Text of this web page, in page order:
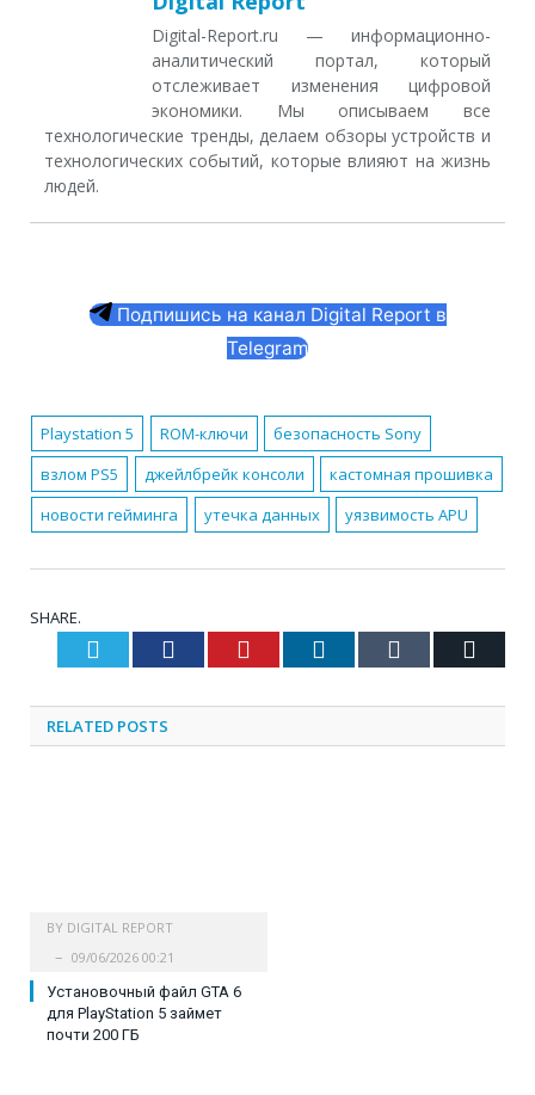
Digital-Report.ru — информационно-
аналитический портал, который
отслеживает изменения цифровой
экономики. Мы описываем все
технологические тренды, делаем обзоры устройств и
технологических событий, которые влияют на жизнь
людей.
Подпишись на канал Digital Report в
Telegram
Playstation 5 ROM-ключи
безопасность Sony
взлом PS5
джейлбрейк консоли
кастомная прошивка
новости гейминга
утечка данных уязвимость APU
SHARE.
Twitter Facebook Pinterest LinkedIn Tumblr
RELATED POSTS
BY DIGITAL REPORT
09/06/2026 00:21
Установочный файл GTA 6
для PlayStation 5 займет
почти 200 ГБ